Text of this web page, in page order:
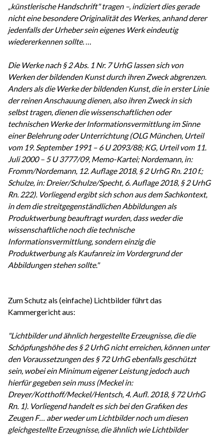
„künstlerische Handschrift" tragen –, indiziert dies gerade
nicht eine besondere Originalität des Werkes, anhand derer
jedenfalls der Urheber sein eigenes Werk eindeutig
wiedererkennen sollte.…
Die Werke nach § 2 Abs. 1 Nr. 7 UrhG lassen sich von
Werken der bildenden Kunst durch ihren Zweck abgrenzen.
Anders als die Werke der bildenden Kunst, die in erster Linie
der reinen Anschauung dienen, also ihren Zweck in sich
selbst tragen, dienen die wissenschaftlichen oder
technischen Werke der Informationsvermittlung im Sinne
einer Belehrung oder Unterrichtung (OLG München, Urteil
vom 19. September 1991 – 6 U 2093/88; KG, Urteil vom 11.
Juli 2000 – 5 U 3777/09, Memo-Kartei; Nordemann, in:
Fromm/Nordemann, 12. Auflage 2018, § 2 UrhG Rn. 210 f.;
Schulze, in: Dreier/Schulze/Specht, 6. Auflage 2018, § 2 UrhG
Rn. 222). Vorliegend ergibt sich schon aus dem Sachkontext,
in dem die streitgegenständlichen Abbildungen als
Produktwerbung beauftragt wurden, dass weder die
wissenschaftliche noch die technische
Informationsvermittlung, sondern einzig die
Produktwerbung als Kaufanreiz im Vordergrund der
Abbildungen stehen sollte."
Zum Schutz als (einfache) Lichtbilder führt das
Kammergericht aus:
"Lichtbilder und ähnlich hergestellte Erzeugnisse, die die
Schöpfungshöhe des § 2 UrhG nicht erreichen, können unter
den Voraussetzungen des § 72 UrhG ebenfalls geschützt
sein, wobei ein Minimum eigener Leistung jedoch auch
hierfür gegeben sein muss (Meckel in:
Dreyer/Kotthoff/Meckel/Hentsch, 4. Aufl. 2018, § 72 UrhG
Rn. 1). Vorliegend handelt es sich bei den Grafiken des
Zeugen F… aber weder um Lichtbilder noch um diesen
gleichgestellte Erzeugnisse, die ähnlich wie Lichtbilder